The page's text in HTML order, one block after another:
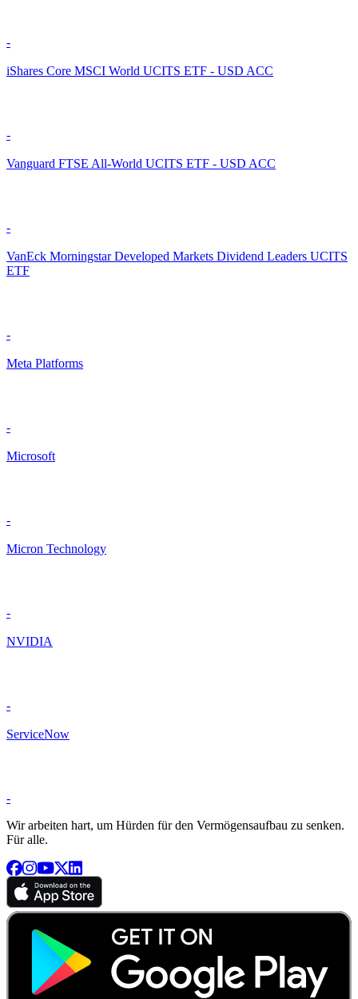
-
iShares Core MSCI World UCITS ETF - USD ACC
-
Vanguard FTSE All-World UCITS ETF - USD ACC
-
VanEck Morningstar Developed Markets Dividend Leaders UCITS
ETF
-
Meta Platforms
-
Microsoft
-
Micron Technology
-
NVIDIA
-
ServiceNow
-
Wir arbeiten hart, um Hürden für den Vermögensaufbau zu senken.
Für alle.